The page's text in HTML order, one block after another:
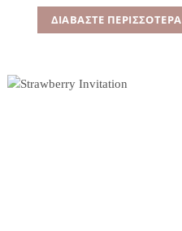
ΔΙΑΒΆΣΤΕ ΠΕΡΙΣΣΌΤΕΡΑ